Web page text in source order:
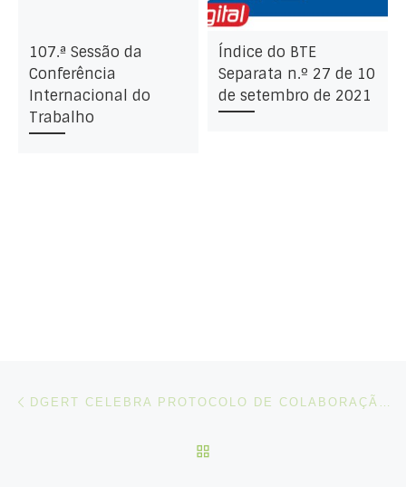
107.ª Sessão da
Conferência
Internacional do
Trabalho
Índice do BTE
Separata n.º 27 de 10
de setembro de 2021
Post navigation